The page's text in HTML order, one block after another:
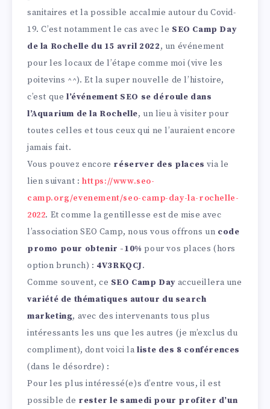
sanitaires et la possible accalmie autour du Covid-
19. C’est notamment le cas avec le SEO Camp Day
de la Rochelle du 15 avril 2022, un événement
pour les locaux de l’étape comme moi (vive les
poitevins ^^). Et la super nouvelle de l’histoire,
c’est que l’événement SEO se déroule dans
l’Aquarium de la Rochelle, un lieu à visiter pour
toutes celles et tous ceux qui ne l’auraient encore
jamais fait.
Vous pouvez encore réserver des places via le
lien suivant : https://www.seo-
camp.org/evenement/seo-camp-day-la-rochelle-
2022. Et comme la gentillesse est de mise avec
l’association SEO Camp, nous vous offrons un code
promo pour obtenir -10% pour vos places (hors
option brunch) : 4V3RKQCJ.
Comme souvent, ce SEO Camp Day accueillera une
variété de thématiques autour du search
marketing, avec des intervenants tous plus
intéressants les uns que les autres (je m’exclus du
compliment), dont voici laliste des 8 conférences
(dans le désordre) :
Pour les plus intéressé(e)s d’entre vous, il est
possible de rester le samedi pour profiter d’un